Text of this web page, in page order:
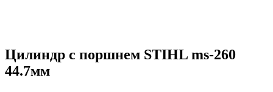
Цилиндр с поршнем STIHL ms-260
44.7мм